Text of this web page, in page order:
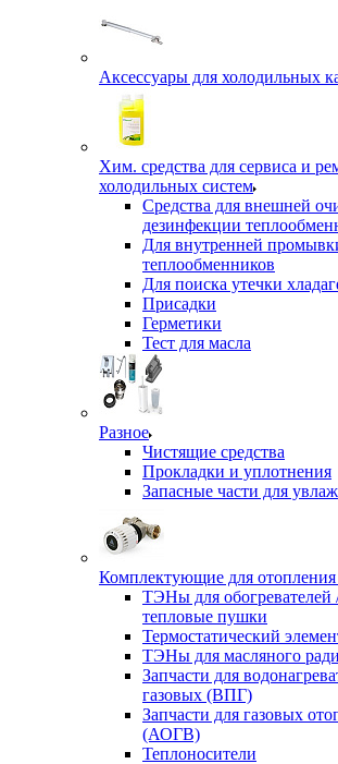
Аксессуары для холодильных
Хим. средства для сервиса и
холодильных систем
Средства для внешней
дезинфекции
Для внутренней
теплообменников
Для поиска утечки
Присадки
Герметики
Тест для масла
Разное
Чистящие средства
Прокладки и уплотнения
Запасные части для
Комплектующие для
ТЭНы для обогревателей
тепловые пушки
Термостатический
ТЭНы для масляного
Запчасти для
газовых (ВПГ)
Запчасти для газовых
(АОГВ)
Теплоносители